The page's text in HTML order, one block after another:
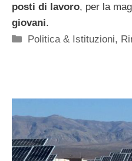
posti di lavoro, per la
giovani.
Categorie
Politica & Istituzioni,